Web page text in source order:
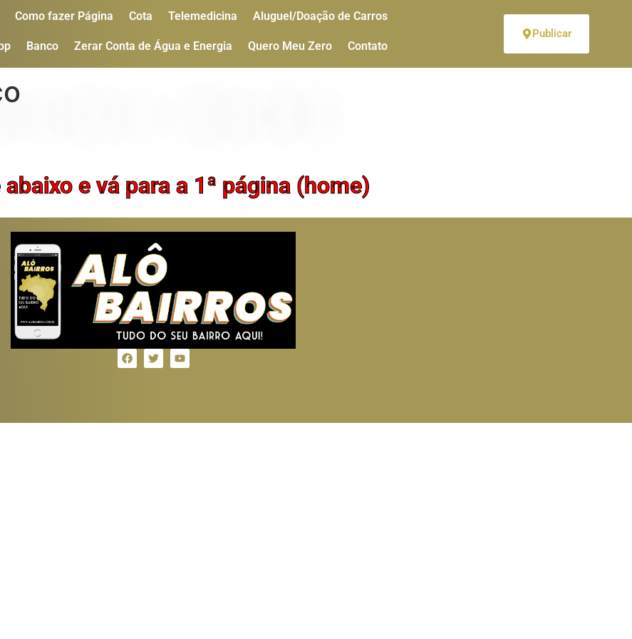
Como fazer Página Cota Telemedicina Aluguel/Doação de Carros
Banco Zerar Conta de Água e Energia Quero Meu Zero Contato
Publicar
e vá para a 1ª página (home)